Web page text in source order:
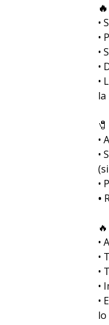
•
•
•
•
•
la
🧷
•
•
•
•
🔥
•⁠
•⁠
•⁠
•⁠
•⁠
lo